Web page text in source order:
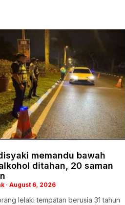
memandu bawah
ditahan, 20 saman
August 6, 2026
lelaki tempatan berusia 31 tahun